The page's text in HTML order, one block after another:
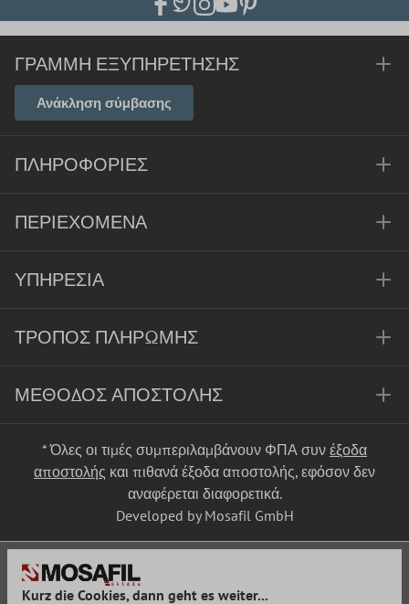
ΓΡΑΜΜΉ ΕΞΥΠΗΡΈΤΗΣΗΣ
Ανάκληση σύμβασης
ΠΛΗΡΟΦΟΡΊΕΣ
ΠΕΡΙΕΧΌΜΕΝΑ
ΥΠΗΡΕΣΊΑ
ΤΡΌΠΟΣ ΠΛΗΡΩΜΉΣ
ΜΈΘΟΔΟΣ ΑΠΟΣΤΟΛΉΣ
* Όλες οι τιμές συμπεριλαμβάνουν ΦΠΑ συν έξοδα
αποστολής και πιθανά έξοδα αποστολής, εφόσον δεν
αναφέρεται διαφορετικά.
Developed by Mosafil GmbH
Kurz die Cookies, dann geht es weiter...